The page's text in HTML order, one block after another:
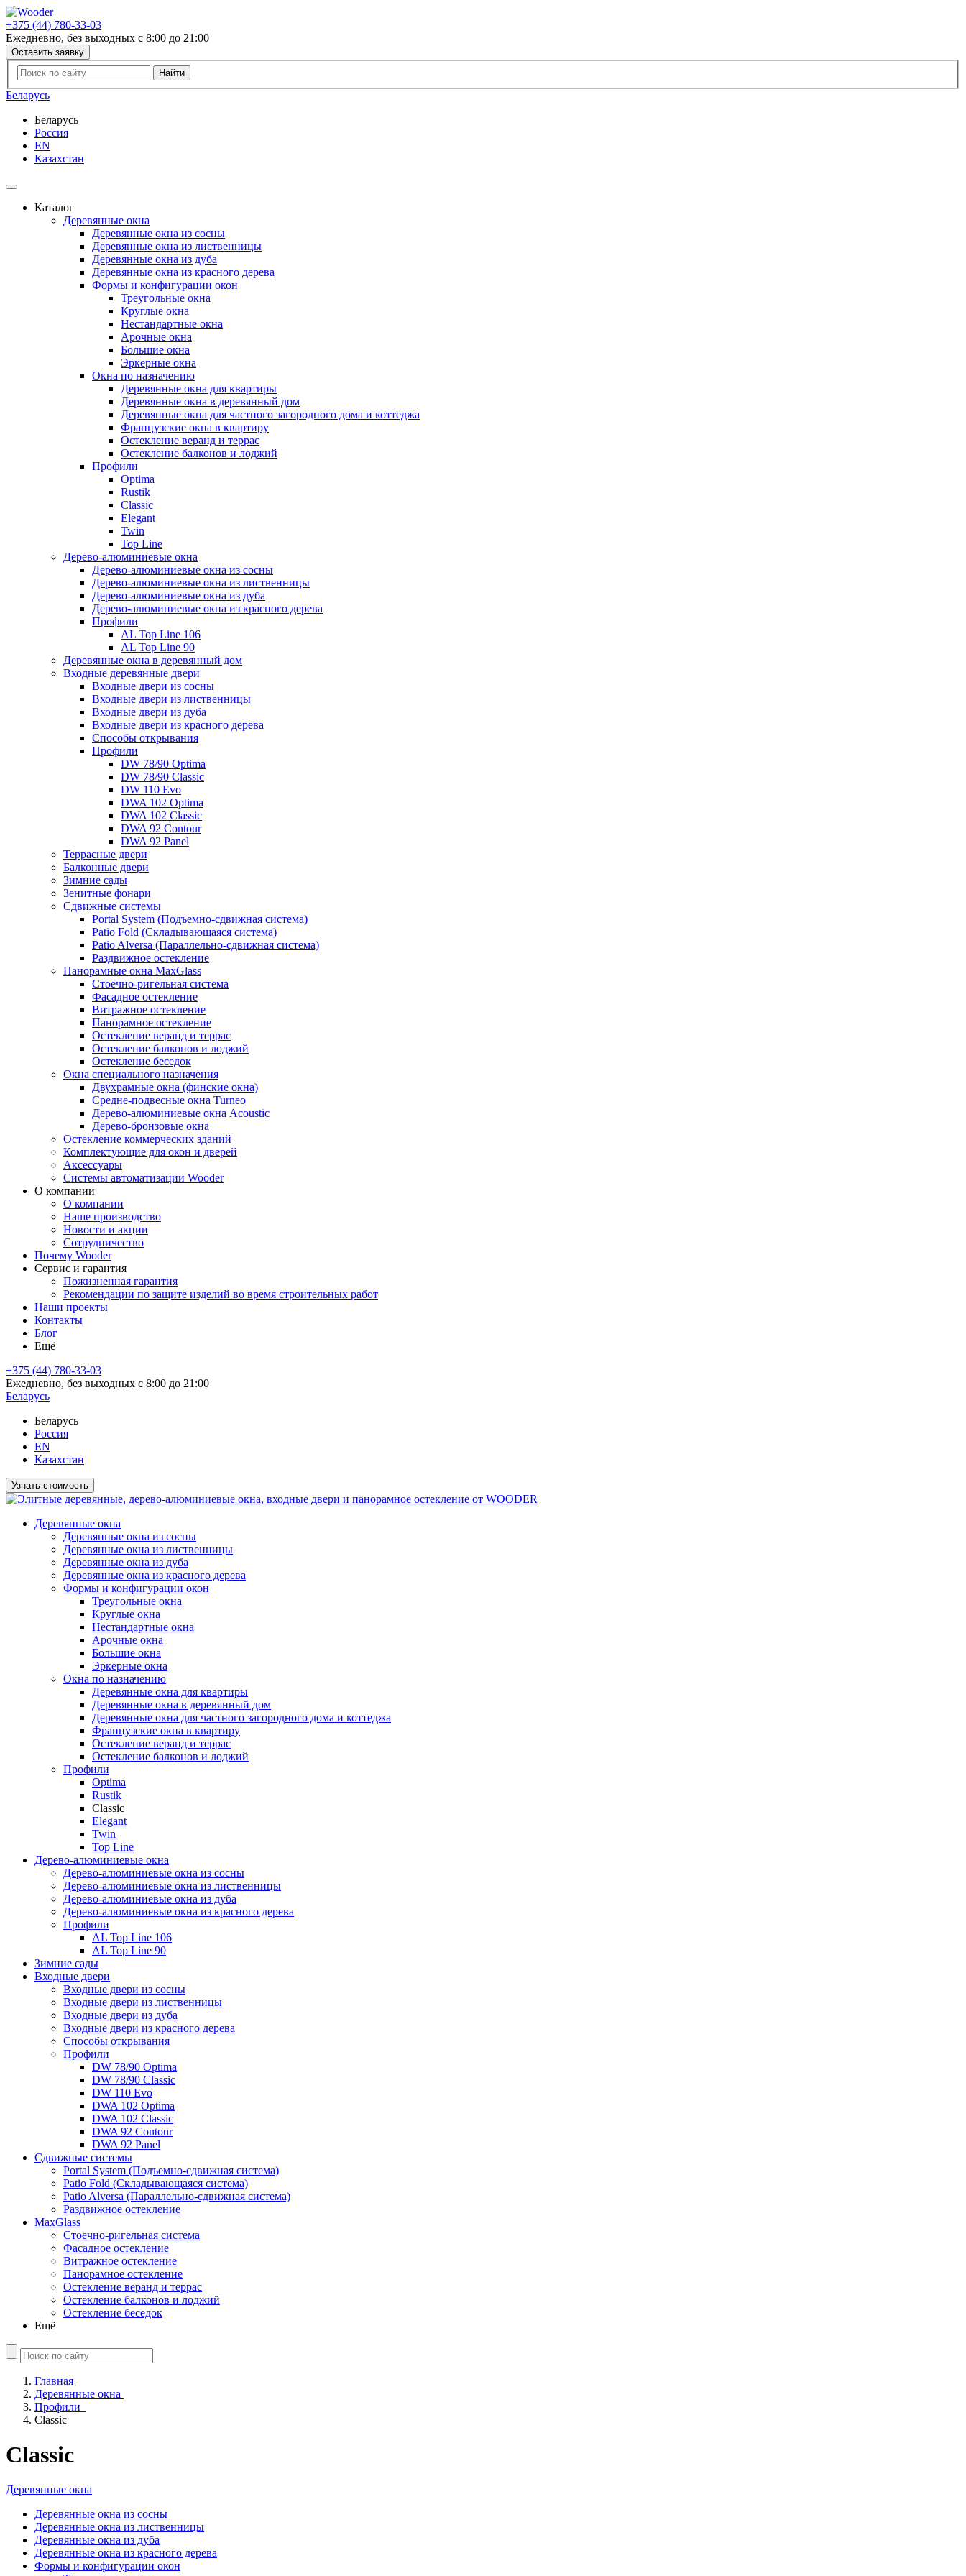
+375 (44) 780-33-03
Ежедневно, без выходных с 8:00 до 21:00
Оставить заявку
Беларусь
Беларусь
Россия
EN
Казахстан
Каталог
Деревянные окна
Деревянные окна из сосны
Деревянные окна из лиственницы
Деревянные окна из дуба
Деревянные окна из красного дерева
Формы и конфигурации окон
Треугольные окна
Круглые окна
Нестандартные окна
Арочные окна
Большие окна
Эркерные окна
Окна по назначению
Деревянные окна для квартиры
Деревянные окна в деревянный дом
Деревянные окна для частного загородного дома и коттеджа
Французские окна в квартиру
Остекление веранд и террас
Остекление балконов и лоджий
Профили
Optima
Rustik
Classic
Elegant
Twin
Top Line
Дерево-алюминиевые окна
Дерево-алюминиевые окна из сосны
Дерево-алюминиевые окна из лиственницы
Дерево-алюминиевые окна из дуба
Дерево-алюминиевые окна из красного дерева
Профили
AL Top Line 106
AL Top Line 90
Деревянные окна в деревянный дом
Входные деревянные двери
Входные двери из сосны
Входные двери из лиственницы
Входные двери из дуба
Входные двери из красного дерева
Способы открывания
Профили
DW 78/90 Optima
DW 78/90 Classic
DW 110 Evo
DWA 102 Optima
DWA 102 Classic
DWA 92 Contour
DWA 92 Panel
Террасные двери
Балконные двери
Зимние сады
Зенитные фонари
Сдвижные системы
Portal System (Подъемно-сдвижная система)
Patio Fold (Складывающаяся система)
Patio Alversa (Параллельно-сдвижная система)
Раздвижное остекление
Панорамные окна MaxGlass
Стоечно-ригельная система
Фасадное остекление
Витражное остекление
Панорамное остекление
Остекление веранд и террас
Остекление балконов и лоджий
Остекление беседок
Окна специального назначения
Двухрамные окна (финские окна)
Средне-подвесные окна Turneo
Дерево-алюминиевые окна Acoustic
Дерево-бронзовые окна
Остекление коммерческих зданий
Комплектующие для окон и дверей
Аксессуары
Системы автоматизации Wooder
О компании
О компании
Наше производство
Новости и акции
Сотрудничество
Почему Wooder
Сервис и гарантия
Пожизненная гарантия
Рекомендации по защите изделий во время строительных работ
Наши проекты
Контакты
Блог
Ещё
+375 (44) 780-33-03
Ежедневно, без выходных с 8:00 до 21:00
Беларусь
Беларусь
Россия
EN
Казахстан
Узнать стоимость
Деревянные окна
Деревянные окна из сосны
Деревянные окна из лиственницы
Деревянные окна из дуба
Деревянные окна из красного дерева
Формы и конфигурации окон
Треугольные окна
Круглые окна
Нестандартные окна
Арочные окна
Большие окна
Эркерные окна
Окна по назначению
Деревянные окна для квартиры
Деревянные окна в деревянный дом
Деревянные окна для частного загородного дома и коттеджа
Французские окна в квартиру
Остекление веранд и террас
Остекление балконов и лоджий
Профили
Optima
Rustik
Classic
Elegant
Twin
Top Line
Дерево-алюминиевые окна
Дерево-алюминиевые окна из сосны
Дерево-алюминиевые окна из лиственницы
Дерево-алюминиевые окна из дуба
Дерево-алюминиевые окна из красного дерева
Профили
AL Top Line 106
AL Top Line 90
Зимние сады
Входные двери
Входные двери из сосны
Входные двери из лиственницы
Входные двери из дуба
Входные двери из красного дерева
Способы открывания
Профили
DW 78/90 Optima
DW 78/90 Classic
DW 110 Evo
DWA 102 Optima
DWA 102 Classic
DWA 92 Contour
DWA 92 Panel
Сдвижные системы
Portal System (Подъемно-сдвижная система)
Patio Fold (Складывающаяся система)
Patio Alversa (Параллельно-сдвижная система)
Раздвижное остекление
MaxGlass
Стоечно-ригельная система
Фасадное остекление
Витражное остекление
Панорамное остекление
Остекление веранд и террас
Остекление балконов и лоджий
Остекление беседок
Ещё
Главная
Деревянные окна
Профили
Classic
Classic
Деревянные окна
Деревянные окна из сосны
Деревянные окна из лиственницы
Деревянные окна из дуба
Деревянные окна из красного дерева
Формы и конфигурации окон